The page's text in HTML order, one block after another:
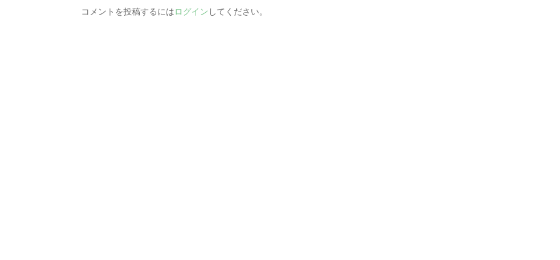
コメントを投稿するにはログイン してください。